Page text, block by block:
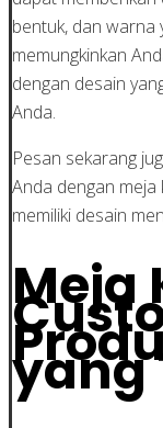
bentuk, dan warna
memungkinkan
dengan desain
Anda.
Pesan sekarang
Anda dengan
memiliki desain
Meja
yang